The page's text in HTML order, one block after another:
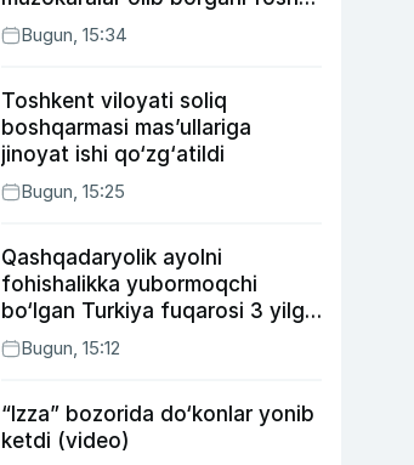
bo‘ldiBugun, 15:34
Toshkent viloyati soliq
boshqarmasi mas’ullariga
jinoyat ishi qo‘zg‘atildi
Bugun, 15:25
Qashqadaryolik ayolni
fohishalikka yubormoqchi
bo‘lgan Turkiya fuqarosi 3 yilga
qamaldi
Bugun, 15:12
“Izza” bozorida do‘konlar yonib
ketdi (video)